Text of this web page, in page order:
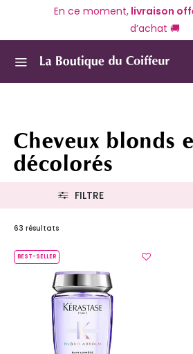
En ce moment,livraison
d’achat 🚚
Cheveux blonds
décolorés
FILTRE
63 résultats
BEST-SELLER